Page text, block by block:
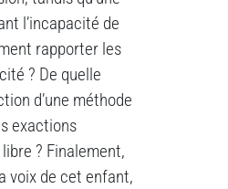
l’incapacité de
rapporter les
? De quelle
d’une méthode
exactions
? Finalement,
voix de cet enfant,